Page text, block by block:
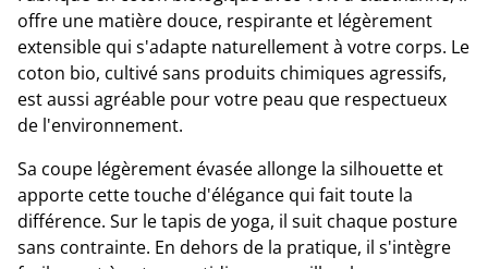
offre une matière douce, respirante et légèrement
extensible qui s'adapte naturellement à votre corps. Le
coton bio, cultivé sans produits chimiques agressifs,
est aussi agréable pour votre peau que respectueux
de l'environnement.
Sa coupe légèrement évasée allonge la silhouette et
apporte cette touche d'élégance qui fait toute la
différence. Sur le tapis de yoga, il suit chaque posture
sans contrainte. En dehors de la pratique, il s'intègre